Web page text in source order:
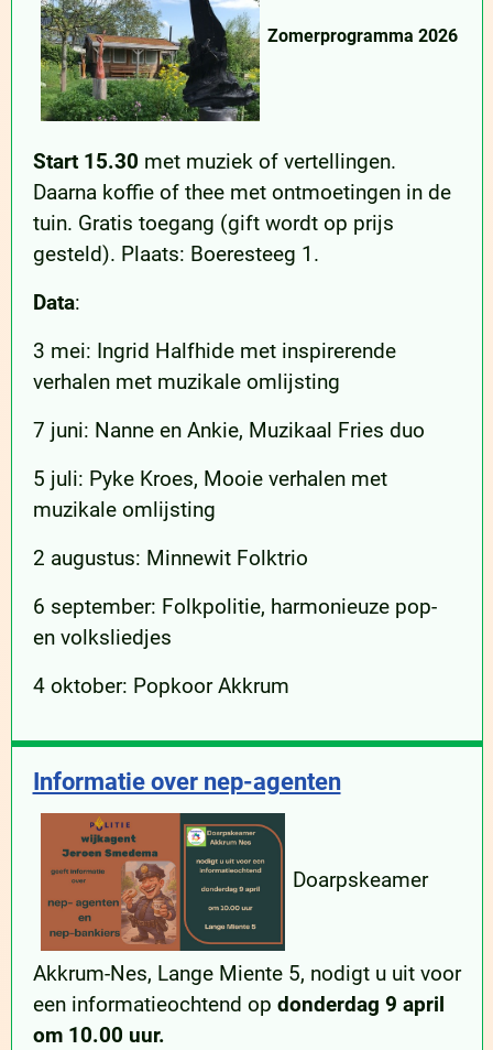
Zomerprogramma 2026
Start 15.30 met muziek of vertellingen.
Daarna koffie of thee met ontmoetingen in de
tuin. Gratis toegang (gift wordt op prijs
gesteld). Plaats: Boeresteeg 1.
Data:
3 mei: Ingrid Halfhide met inspirerende
verhalen met muzikale omlijsting
7 juni: Nanne en Ankie, Muzikaal Fries duo
5 juli: Pyke Kroes, Mooie verhalen met
muzikale omlijsting
2 augustus: Minnewit Folktrio
6 september: Folkpolitie, harmonieuze pop-
en volksliedjes
4 oktober: Popkoor Akkrum
Informatie over nep-agenten
Doarpskeamer
Akkrum-Nes, Lange Miente 5, nodigt u uit voor
een informatieochtend op donderdag 9 april
om 10.00 uur.